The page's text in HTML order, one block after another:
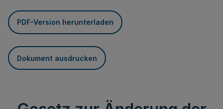
PDF-Version herunterladen
Dokument ausdrucken